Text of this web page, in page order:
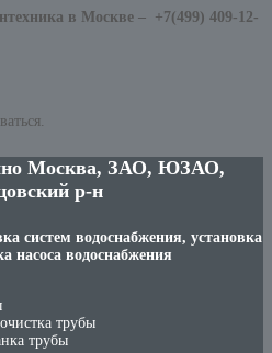
в Москве – +7(499) 409-12-
Москва, ЗАО, ЮЗАО,
р-н
систем водоснабжения, установка
насоса водоснабжения
трубы
трубы